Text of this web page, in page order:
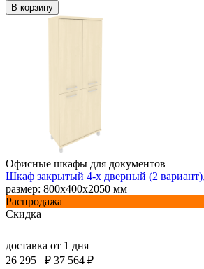
В корзину
Офисные шкафы для документов
Шкаф закрытый 4-х дверный (2
размер: 800х400х2050 мм
Распродажа
Скидка
доставка от 1 дня
26 295
₽ 37 564 ₽